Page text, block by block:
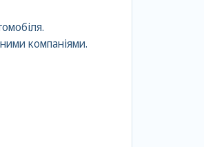
компаніями.